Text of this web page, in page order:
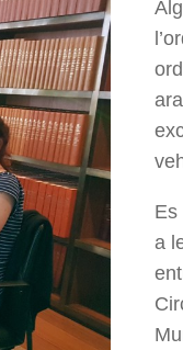
Es
a